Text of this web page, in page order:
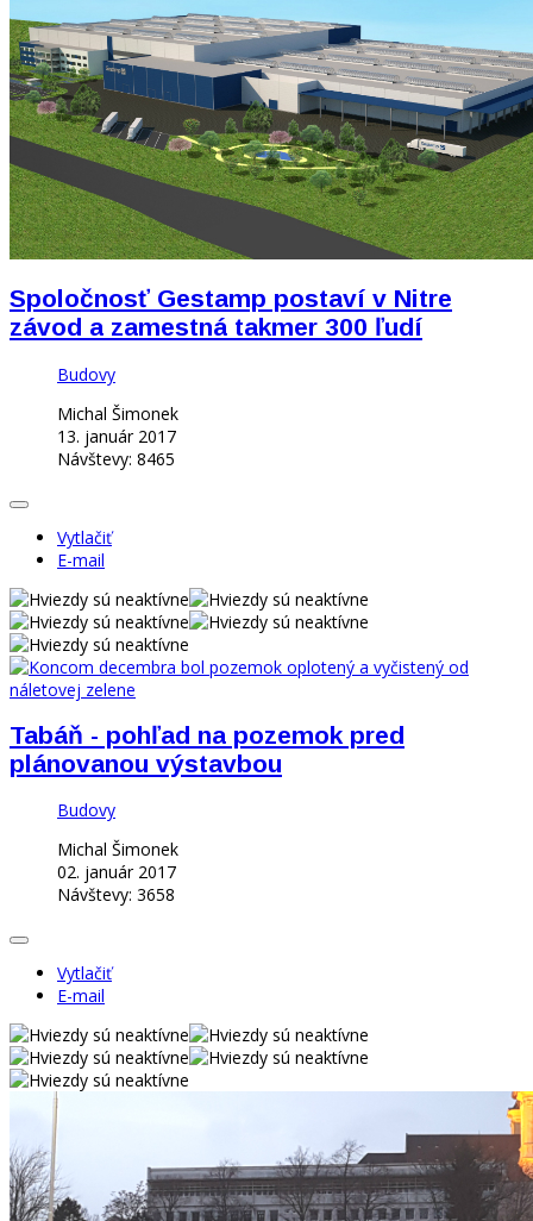
Spoločnosť Gestamp postaví v Nitre
závod a zamestná takmer 300 ľudí
Budovy
Michal Šimonek
13. január 2017
Návštevy: 8465
Vytlačiť
E-mail
Tabáň - pohľad na pozemok pred
plánovanou výstavbou
Budovy
Michal Šimonek
02. január 2017
Návštevy: 3658
Vytlačiť
E-mail